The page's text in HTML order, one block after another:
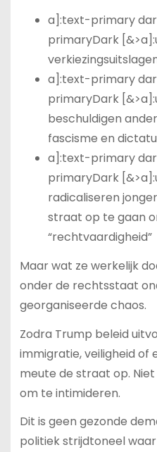
a]:text-primary
primaryDark
a]:text-primary
primaryDark
beschuldigen
fascisme en
a]:text-primary
primaryDark
radicaliseren
straat op te gaan
“rechtvaardigheid”
Maar wat ze werkelijk
onder de rechtsstaat
georganiseerde chaos.
Zodra Trump beleid
immigratie, veiligheid of
meute de straat op.
om te intimideren.
Dit is geen gezonde
politiek strijdtoneel